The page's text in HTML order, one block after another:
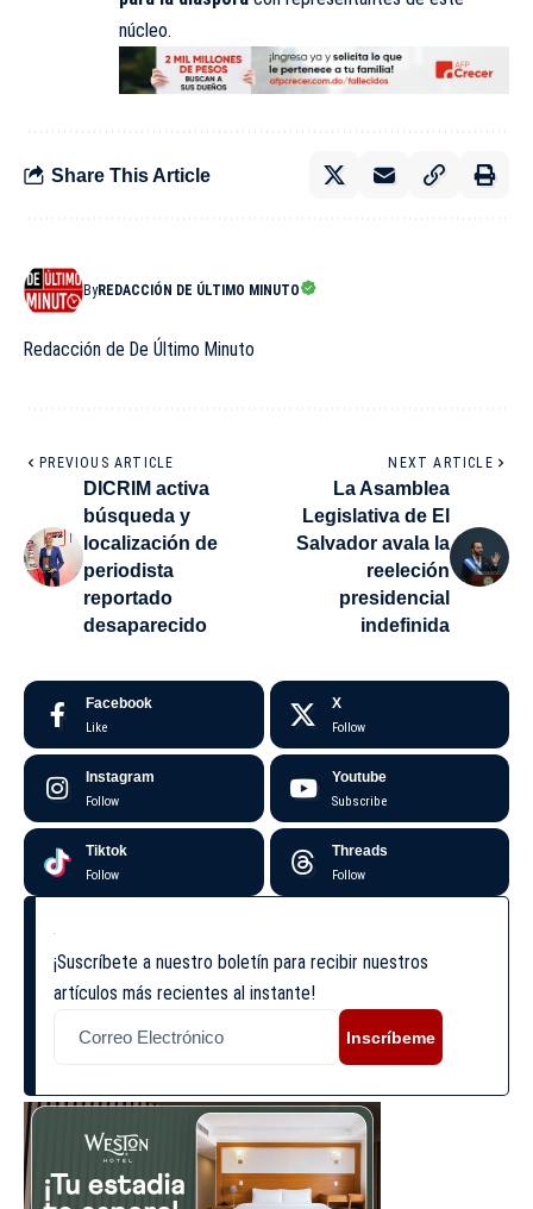
núcleo.
Share This Article
ByREDACCIÓN DE ÚLTIMO MINUTO
Redacción de De Último Minuto
PREVIOUS ARTICLE
DICRIM activa
búsqueda y
localización de
periodista
reportado
desaparecido
NEXT ARTICLE
La Asamblea
Legislativa de El
Salvador avala la
reeleción
presidencial
indefinida
Facebook
Like
X
Follow
Instagram
Follow
Youtube
Subscribe
Tiktok
Follow
Threads
Follow
¡Suscríbete a nuestro boletín para recibir nuestros
artículos más recientes al instante!
Inscríbeme